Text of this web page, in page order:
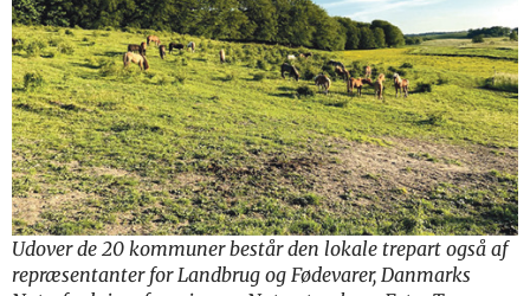
Udover de 20 kommuner består den lokale trepart også af
repræsentanter for Landbrug og Fødevarer, Danmarks